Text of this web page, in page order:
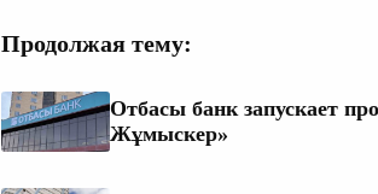
Продолжая тему:
Отбасы банк запускает
Жұмыскер»